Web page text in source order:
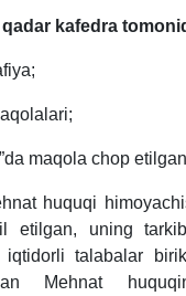
kаfedra
;
maqola chop etilgan
huquqi
etilgan, uning
talabalar
Mehnat